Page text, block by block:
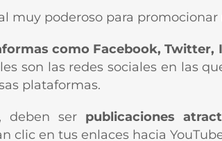
muy poderoso para promocionar
como Facebook, Twitter,
son las redes sociales en las
plataformas.
deben ser publicaciones
clic en tus enlaces hacia